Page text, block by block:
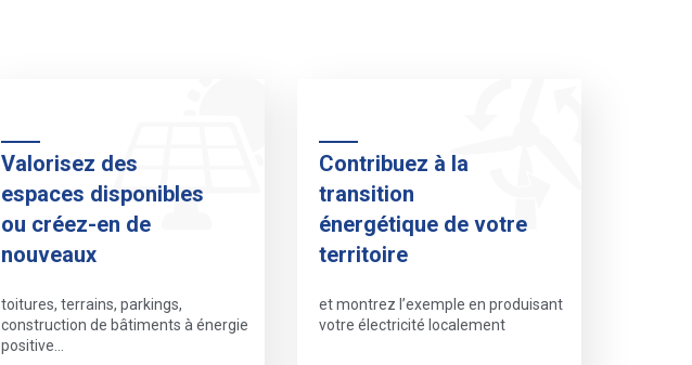
Valorisez des
espaces disponibles
ou créez-en de
nouveaux
toitures, terrains, parkings,
construction de bâtiments à énergie
positive...
Contribuez à la
transition
énergétique de votre
territoire
et montrez l’exemple en produisant
votre électricité localement